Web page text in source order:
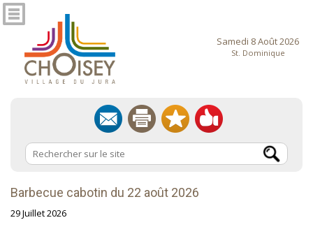
Samedi 8 Août 2026
St. Dominique
Barbecue cabotin du 22 août 2026
29 Juillet 2026